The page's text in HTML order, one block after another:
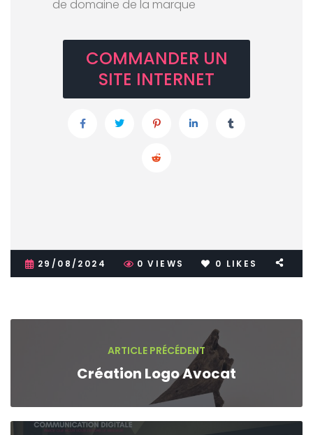
de domaine de la marque
COMMANDER UN
SITE INTERNET
29/08/2024 0 VIEWS 0 LIKES
ARTICLE PRÉCÉDENT
Création Logo Avocat